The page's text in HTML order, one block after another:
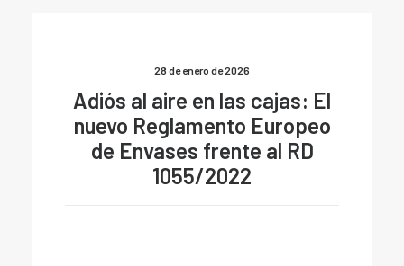
28 de enero de 2026
Adiós al aire en las cajas: El
nuevo Reglamento Europeo
de Envases frente al RD
1055/2022